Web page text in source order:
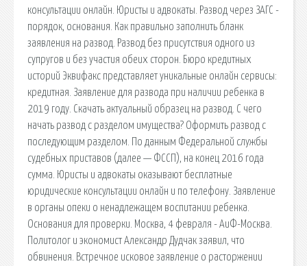
консультации онлайн. Юристы и адвокаты. Развод через ЗАГС -
порядок, основания. Как правильно заполнить бланк
заявления на развод. Развод без присутствия одного из
супругов и без участия обеих сторон. Бюро кредитных
историй Эквифакс представляет уникальные онлайн сервисы:
кредитная. Заявление для развода при наличии ребенка в
2019 году. Скачать актуальный образец на развод. С чего
начать развод с разделом имущества? Оформить развод с
последующим разделом. По данным Федеральной службы
судебных приставов (далее — ФССП), на конец 2016 года
сумма. Юристы и адвокаты оказывают бесплатные
юридические консультации онлайн и по телефону. Заявление
в органы опеки о ненадлежащем воспитании ребенка.
Основания для проверки. Москва, 4 февраля - АиФ-Москва.
Политолог и экономист Александр Дудчак заявил, что
обвинения. Встречное исковое заявление о расторжении